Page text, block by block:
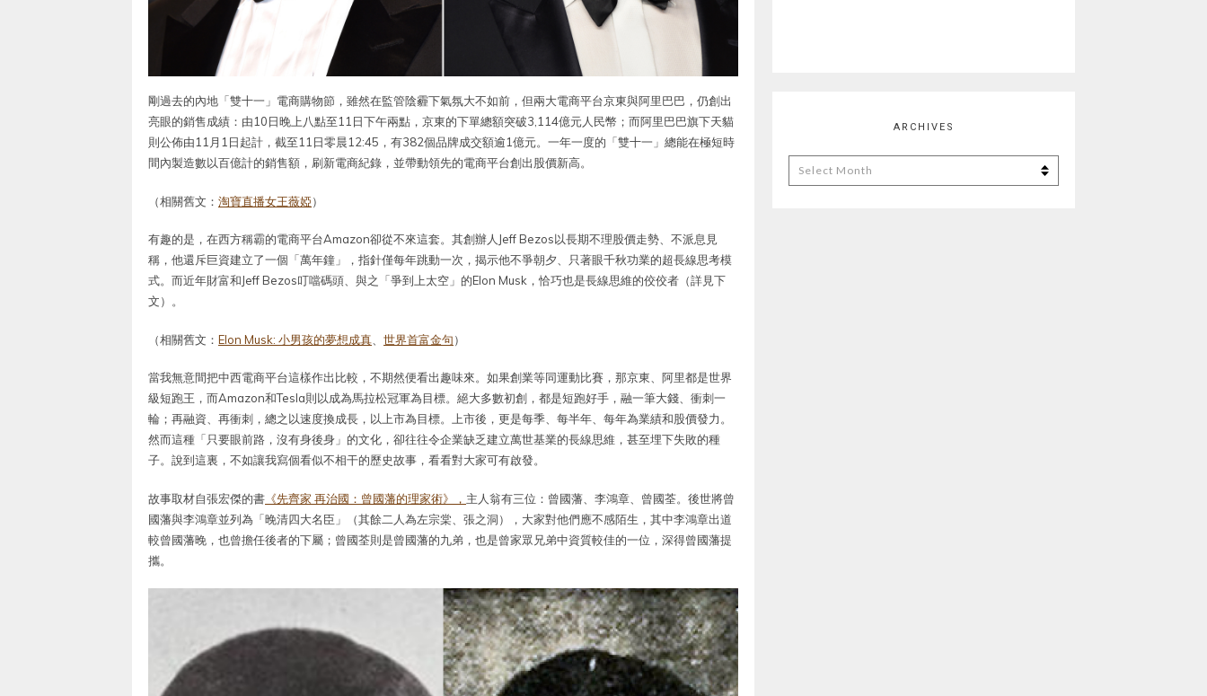
剛過去的內地「雙十一」電商購物節，雖然在監管陰霾下氣氛大不如前，但兩大電商平台京東與阿里巴巴，仍創出
亮眼的銷售成績：由10日晚上八點至11日下午兩點，京東的下單總額突破3,114億元人民幣；而阿里巴巴旗下天貓
則公佈由11月1日起計，截至11日零晨12:45，有382個品牌成交額逾1億元。一年一度的「雙十一」總能在極短時
間內製造數以百億計的銷售額，刷新電商紀錄，並帶動領先的電商平台創出股價新高。
（相關舊文： 淘寶直播女王薇婭）
有趣的是，在西方稱霸的電商平台Amazon卻從不來這套。其創辦人Jeff Bezos以長期不理股價走勢、不派息見
稱，他還斥巨資建立了一個「萬年鐘」，指針僅每年跳動一次，揭示他不爭朝夕、只著眼千秋功業的超長線思考模
式。而近年財富和Jeff Bezos叮噹碼頭、與之「爭到上太空」的Elon Musk，恰巧也是長線思維的佼佼者（詳見下
文）。
（相關舊文： Elon Musk: 小男孩的夢想成真 世界首富金句）
當我無意間把中西電商平台這樣作出比較，不期然便看出趣味來。如果創業等同運動比賽，那京東、阿里都是世界
級短跑王，而Amazon和Tesla則以成為馬拉松冠軍為目標。絕大多數初創，都是短跑好手，融一筆大錢、衝刺一
輪；再融資、再衝刺，總之以速度換成長，以上市為目標。上市後，更是每季、每半年、每年為業績和股價發力。
然而這種「只要眼前路，沒有身後身」的文化，卻往往令企業缺乏建立萬世基業的長線思維，甚至埋下失敗的種
子。說到這裏，不如讓我寫個看似不相干的歷史故事，看看對大家可有啟發。
故事取材自張宏傑的書 《先齊家 再治國：曾國藩的理家術》， 主人翁有三位：曾國藩、李鴻章、曾國荃。後世將曾
國藩與李鴻章並列為「晚清四大名臣」（其餘二人為左宗棠、張之洞），大家對他們應不感陌生，其中李鴻章出道
較曾國藩晚，也曾擔任後者的下屬；曾國荃則是曾國藩的九弟，也是曾家眾兄弟中資質較佳的一位，深得曾國藩提
攜。
ARCHIVES
Archives